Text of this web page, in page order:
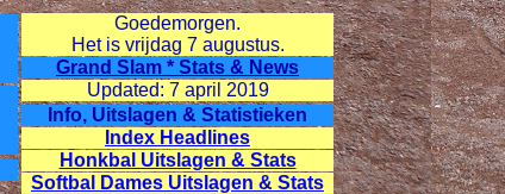
Goedemorgen.
Het is vrijdag 7 augustus.
Grand Slam * Stats & News
Updated: 7 april 2019
Info, Uitslagen & Statistieken
Index Headlines
Honkbal Uitslagen & Stats
Softbal Dames Uitslagen & Stats